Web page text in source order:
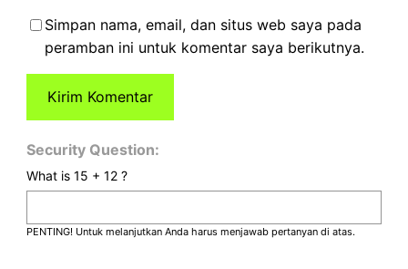
Simpan nama, email, dan situs web saya pada
peramban ini untuk komentar saya berikutnya.
Security Question:
What is 15 + 12 ?
PENTING! Untuk melanjutkan Anda harus menjawab pertanyan di atas.